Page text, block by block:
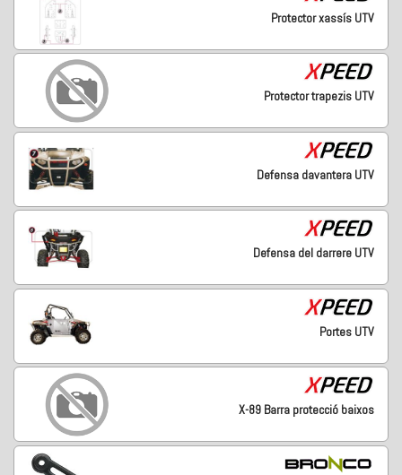
Protector xassís UTV
Protector trapezis UTV
Defensa davantera UTV
Defensa del darrere UTV
Portes UTV
X-89 Barra protecció baixos